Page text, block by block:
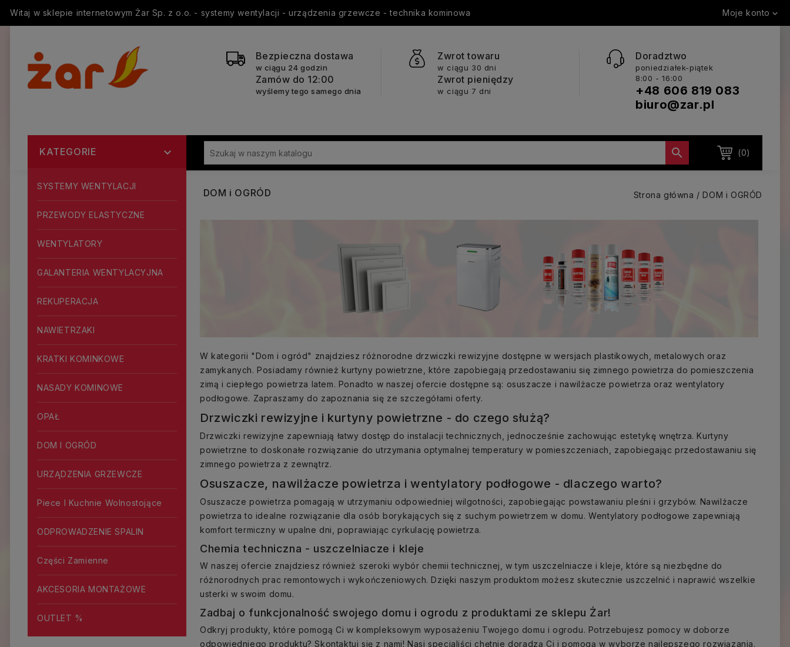
Witaj w sklepie internetowym Żar Sp. z o.o. - systemy wentylacji - urządzenia grzewcze - technika kominowa Moje konto 
Bezpieczna dostawa
w ciągu 24 godzin
Zamów do 12:00
wyślemy tego samego dnia
Zwrot towaru
w ciągu 30 dni
Zwrot pieniędzy
w ciągu 7 dni
Doradztwo
poniedziałek-piątek
8:00 - 16:00
+48 606 819 083
biuro@zar.pl
(0)

KATEGORIE 
SYSTEMY WENTYLACJI
PRZEWODY ELASTYCZNE
WENTYLATORY
GALANTERIA WENTYLACYJNA
REKUPERACJA
NAWIETRZAKI
KRATKI KOMINKOWE
NASADY KOMINOWE
OPAŁ
DOM I OGRÓD
URZĄDZENIA GRZEWCZE
Piece I Kuchnie Wolnostojące
ODPROWADZENIE SPALIN
Części Zamienne
AKCESORIA MONTAŻOWE
OUTLET %
DOM i OGRÓD Strona główna DOM i OGRÓD
W kategorii "Dom i ogród" znajdziesz różnorodne drzwiczki rewizyjne dostępne w wersjach plastikowych, metalowych oraz
zamykanych. Posiadamy również kurtyny powietrzne, które zapobiegają przedostawaniu się zimnego powietrza do pomieszczenia
zimą i ciepłego powietrza latem. Ponadto w naszej ofercie dostępne są: osuszacze i nawilżacze powietrza oraz wentylatory
podłogowe. Zapraszamy do zapoznania się ze szczegółami oferty.
Drzwiczki rewizyjne i kurtyny powietrzne - do czego służą?
Drzwiczki rewizyjne zapewniają łatwy dostęp do instalacji technicznych, jednocześnie zachowując estetykę wnętrza. Kurtyny
powietrzne to doskonałe rozwiązanie do utrzymania optymalnej temperatury w pomieszczeniach, zapobiegając przedostawaniu się
zimnego powietrza z zewnątrz.
Osuszacze, nawilżacze powietrza i wentylatory podłogowe - dlaczego warto?
Osuszacze powietrza pomagają w utrzymaniu odpowiedniej wilgotności, zapobiegając powstawaniu pleśni i grzybów. Nawilżacze
powietrza to idealne rozwiązanie dla osób borykających się z suchym powietrzem w domu. Wentylatory podłogowe zapewniają
komfort termiczny w upalne dni, poprawiając cyrkulację powietrza.
Chemia techniczna - uszczelniacze i kleje
W naszej ofercie znajdziesz również szeroki wybór chemii technicznej, w tym uszczelniacze i kleje, które są niezbędne do
różnorodnych prac remontowych i wykończeniowych. Dzięki naszym produktom możesz skutecznie uszczelnić i naprawić wszelkie
usterki w swoim domu.
Zadbaj o funkcjonalność swojego domu i ogrodu z produktami ze sklepu Żar!
Odkryj produkty, które pomogą Ci w kompleksowym wyposażeniu Twojego domu i ogrodu. Potrzebujesz pomocy w doborze
odpowiedniego produktu? Skontaktuj się z nami! Nasi specjaliści chętnie doradzą Ci i pomogą w wyborze najlepszego rozwiązania.